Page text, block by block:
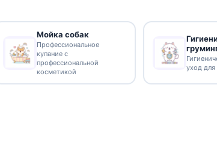
Мойка собак
Профессиональное
купание с
профессиональной
косметикой
уход для